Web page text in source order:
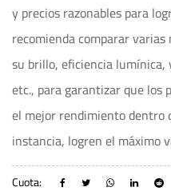
y precios razonables para
recomienda comparar
su brillo, eficiencia
etc., para garantizar que los
el mejor rendimiento dentro
instancia, logren el máximo
Cuota: